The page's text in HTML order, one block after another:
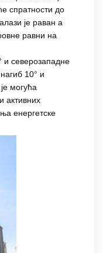
спратности до
је раван а
равни на
и северозападне
10° и
могућа
активних
енергетске